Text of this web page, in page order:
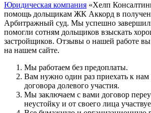
Юридическая компания «Хелп
помощь дольщикам ЖК Аккорд в
Арбитражный суд. Мы успешно
помогли сотням дольщиков взыскать
застройщиков. Отзывы о нашей работе
на нашем сайте.
Мы работаем без предоплаты.
Вам нужно один раз приехать к нам
договора долевого участия.
Мы заключаем с вами договор
неустойку и от своего лица